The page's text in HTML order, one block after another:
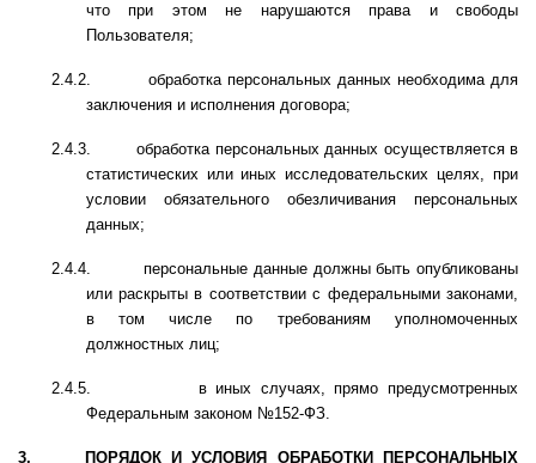
что при этом не нарушаются права и свободы
Пользователя;
2.4.2.
обработка персональных данных необходима для
заключения и исполнения договора;
2.4.3.
обработка персональных данных осуществляется в
статистических или иных исследовательских целях, при
условии обязательного обезличивания персональных
данных;
2.4.4.
персональные данные должны быть опубликованы
или раскрыты в соответствии с федеральными законами,
в том числе по требованиям уполномоченных
должностных лиц;
2.4.5.
в иных случаях, прямо предусмотренных
Федеральным законом №152-ФЗ.
3.
ПОРЯДОК И УСЛОВИЯ ОБРАБОТКИ ПЕРСОНАЛЬНЫХ